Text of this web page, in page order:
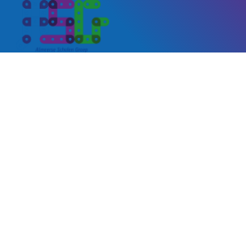
Almeerse Scholen Groep (ASG)